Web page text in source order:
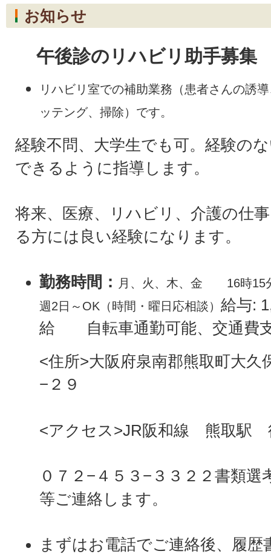
お知らせ
午後診のリハビリ助手募集
リハビリ室での補助業務（患者さんの誘
ッテング、掃除）です。
経験不問、大学生でも可。経験の
できるように指導します。
将来、医療、リハビリ、介護の仕
る方には良い経験になります。
勤務時間：
月、火、木、金 16時15
週2日～OK（時間・曜日応相談） 給与:
給 自転車通勤可能、交通費
<住所>大阪府泉南郡熊取町大久
−２９
<アクセス>JR阪和線 熊取駅
０７２−４５３−３３２２書類選
等ご連絡します。
まずはお電話でご連絡後、履歴